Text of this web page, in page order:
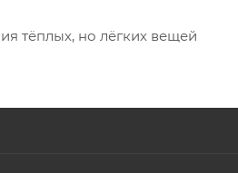
тёплых, но лёгких вещей